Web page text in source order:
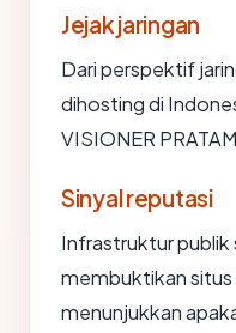
Jejak jaringan
Dari perspektif
dihosting di
VISIONER
Sinyal reputasi
Infrastruktur publik
membuktikan situs
menunjukkan